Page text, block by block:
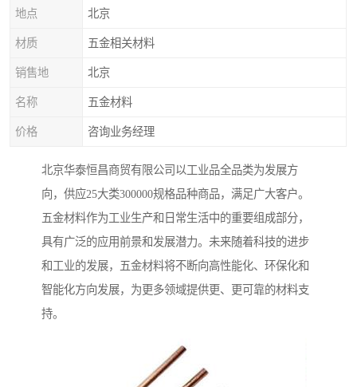
地点 北京
材质 五金相关材料
销售地 北京
名称 五金材料
价格 咨询业务经理
北京华泰恒昌商贸有限公司以工业品全品类为发展方
向，供应25大类300000规格品种商品，满足广大客户。
五金材料作为工业生产和日常生活中的重要组成部分，
具有广泛的应用前景和发展潜力。未来随着科技的进步
和工业的发展，五金材料将不断向高性能化、环保化和
智能化方向发展，为更多领域提供更、更可靠的材料支
持。